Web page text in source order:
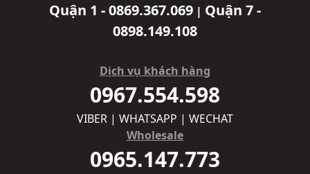
Quận 1 - 0869.367.069 | Quận 7 -
0898.149.108
Dịch vụ khách hàng
0967.554.598
VIBER | WHATSAPP | WECHAT
Wholesale
0965.147.773